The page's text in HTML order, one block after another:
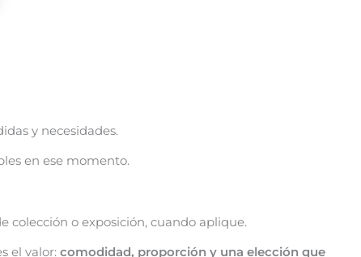
y necesidades.
en ese momento.
colección o exposición, cuando aplique.
el valor: comodidad, proporción y una elección que